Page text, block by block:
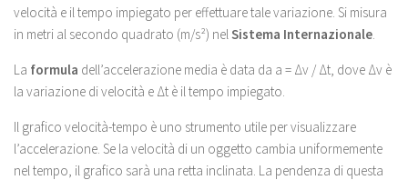
velocità e il tempo impiegato per effettuare tale variazione. Si misura
in metri al secondo quadrato (m/s²) nel Sistema Internazionale
La formula dell’accelerazione media è data da a = Δv / Δt, dove Δv è
la variazione di velocità e Δt è il tempo impiegato.
Il grafico velocità-tempo è uno strumento utile per visualizzare
l’accelerazione. Se la velocità di un oggetto cambia uniformemente
nel tempo, il grafico sarà una retta inclinata. La pendenza di questa